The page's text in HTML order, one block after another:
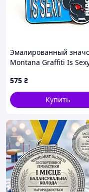
Эмалированный
Montana Graffiti Is
575 ₴
Купить